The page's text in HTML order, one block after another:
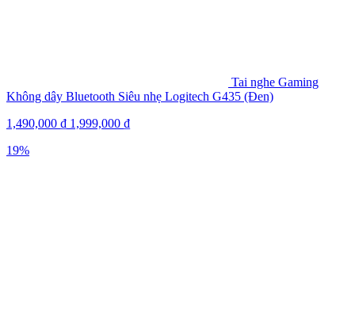
Tai nghe Gaming
Không dây Bluetooth Siêu nhẹ Logitech G435 (Đen)
1,490,000 ₫ 1,999,000 ₫
19%